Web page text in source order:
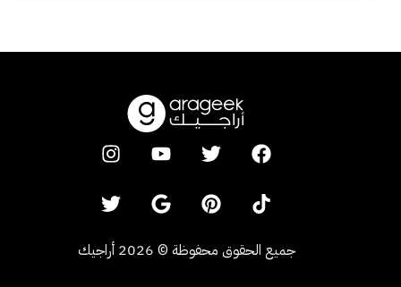
جميع الحقوق محفوظة ©
2026 أراجيك